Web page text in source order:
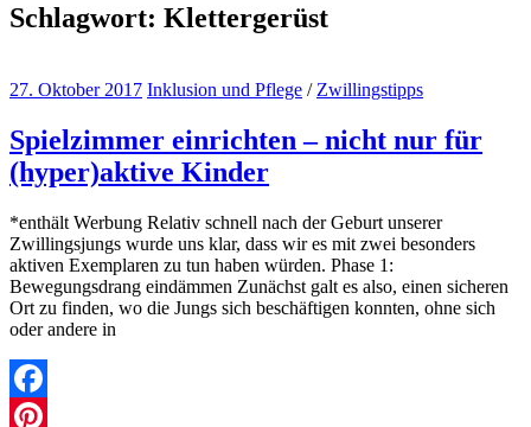
Schlagwort: Klettergerüst
27. Oktober 2017 Inklusion und Pflege / Zwillingstipps
Spielzimmer einrichten – nicht nur für
(hyper)aktive Kinder
*enthält Werbung Relativ schnell nach der Geburt unserer
Zwillingsjungs wurde uns klar, dass wir es mit zwei besonders
aktiven Exemplaren zu tun haben würden. Phase 1:
Bewegungsdrang eindämmen Zunächst galt es also, einen sicheren
Ort zu finden, wo die Jungs sich beschäftigen konnten, ohne sich
oder andere in
Facebook